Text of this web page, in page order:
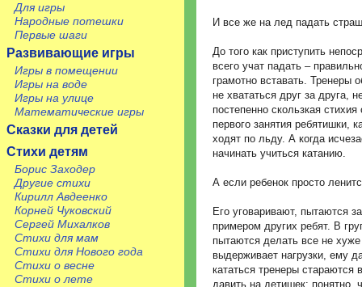
Для игры
Народные потешки
Первые шаги
Развивающие игры
Игры в помещении
Игры на воде
Игры на улице
Математические игры
Сказки для детей
Стихи детям
Борис Заходер
Другие стихи
Кирилл Авдеенко
Корней Чуковский
Сергей Михалков
Стихи для мам
Стихи для Нового года
Стихи о весне
Стихи о лете
И все же на лед падать
До того как приступить
всего учат падать –
грамотно вставать. Тренеры
не хвататься друг за друга,
постепенно скользкая
первого занятия ребятишки,
ходят по льду. А когда
начинать учиться катанию.
А если ребенок просто
Его уговаривают, пытаются
примером других ребят. В
пытаются делать все не
выдерживает нагрузки, ему
кататься тренеры
давить на детишек: понятно,